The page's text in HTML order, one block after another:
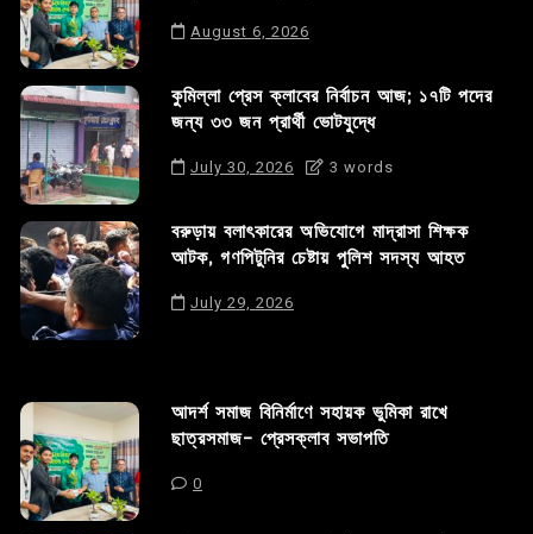
August 6, 2026
কুমিল্লা প্রেস ক্লাবের নির্বাচন আজ; ১৭টি পদের
জন্য ৩৩ জন প্রার্থী ভোটযুদ্ধে
July 30, 2026 3 words
বরুড়ায় বলাৎকারের অভিযোগে মাদ্রাসা শিক্ষক
আটক, গণপিটুনির চেষ্টায় পুলিশ সদস্য আহত
July 29, 2026
আদর্শ সমাজ বিনির্মাণে সহায়ক ভুমিকা রাখে
ছাত্রসমাজ- প্রেসক্লাব সভাপতি
0